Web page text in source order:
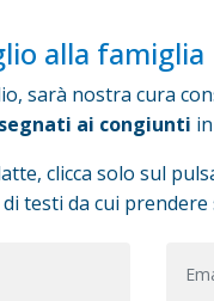
alla famiglia
sarà nostra cura
ai congiunti
clicca solo sul
testi da cui prendere